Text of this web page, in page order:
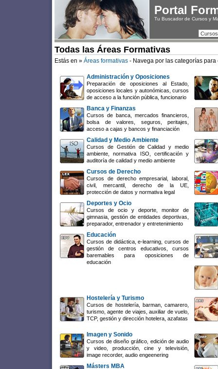
Portal
Tu Buscador de Cursos y
Todas las Áreas Formativas
Estás en » Áreas formativas - Navega por las categorías
Administración y Oposiciones
Preparación de oposiciones al Estado,
oposiciones locales y autonómicas, cursos
de acceso a la función pública, funcionario
Banca y Finanzas
Cursos de banca, mercados financieros,
bolsa de valores, seguros, peritajes,
acceso a cajas y bancos y financiación
Calidad y Medio Ambiente
Cursos de Gestión de Calidad y medio
ambiente, normativa ISO, certificación y
auditoría de calidad y medio ambiente
Cursos de Derecho
Cursos de derecho empresarial, laboral,
civil, mercantil, derecho de la UE,
protección de datos y normativa legal
Deportes y Ocio
Cursos de ocio y deporte, monitor de
gimnasia, gestión de entidades deportivas,
preparador, entrenador y entretenimiento
Educación
Cursos de didáctica, e-learning, cursos de
gestión de centros educativos, cursos
baremables para oposiciones de
educación
Hostelería y Turismo
Cursos de hostelería, barman, camarero,
turismo, agente de viajes, auxiliar de vuelo,
TCP, gestión y dirección hotelera, azafatas
Imagen y Sonido
Cursos de diseño gráfico, edición de audio
y video, producción, cine y televisión,
image recorder, audio engeenering
Másters MBA